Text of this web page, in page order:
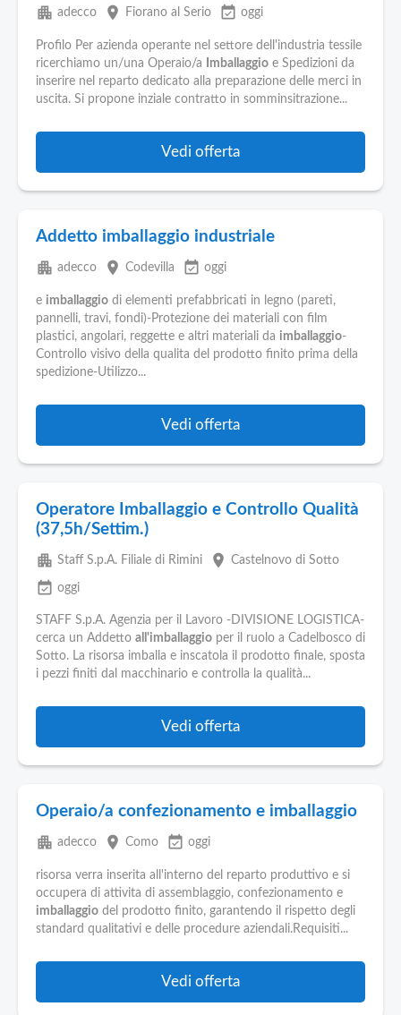
apartment adecco place Fiorano al Serio event_available oggi
Profilo Per azienda operante nel settore dell'industria tessile
ricerchiamo un/una Operaio/a
Imballaggio e Spedizioni da
inserire nel reparto dedicato alla preparazione delle merci in
uscita. Si propone inziale contratto in somminsitrazione...
Vedi offerta
Addetto imballaggio industriale
apartment adecco place Codevilla event_available oggi
e imballaggio di elementi prefabbricati in legno (pareti,
pannelli, travi, fondi)-Protezione dei materiali con film
plastici, angolari, reggette e altri materiali da imballaggio-
Controllo visivo della qualita del prodotto finito prima della
spedizione-Utilizzo...
Vedi offerta
Operatore Imballaggio e Controllo Qualità
(37,5h/Settim.)
apartment Staff S.p.A. Filiale di Rimini place Castelnovo di Sotto
event_available oggi
STAFF S.p.A. Agenzia per il Lavoro -DIVISIONE LOGISTICA-
cerca un Addetto all'imballaggio per il ruolo a Cadelbosco di
Sotto. La risorsa imballa e inscatola il prodotto finale, sposta
i pezzi finiti dal macchinario e controlla la qualità...
Vedi offerta
Operaio/a confezionamento e imballaggio
apartment adecco place Como event_available oggi
risorsa verra inserita all'interno del reparto produttivo e si
occupera di attivita di assemblaggio, confezionamento e
imballaggio del prodotto finito, garantendo il rispetto degli
standard qualitativi e delle procedure aziendali.Requisiti...
Vedi offerta